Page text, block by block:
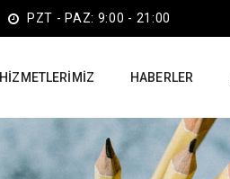
PZT - PAZ: 9:00 - 21:00
HIZMETLERIMIZ HABERLER